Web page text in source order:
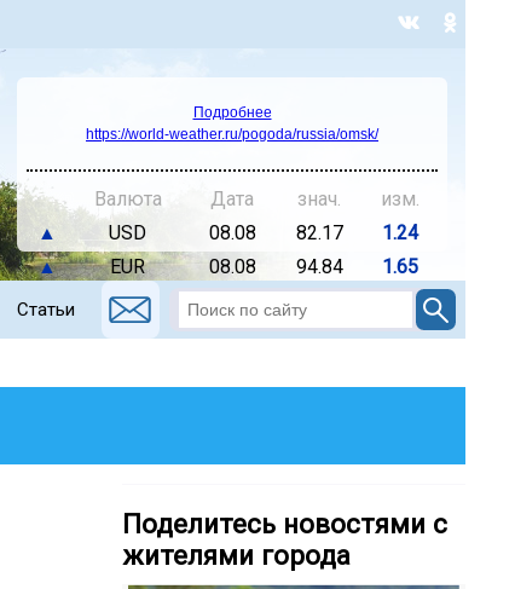
Подробнее
https://world-weather.ru/pogoda/russia/omsk/
Валюта Дата знач.
изм.
▲
USD 08.08 82.17
1.24
▲
EUR 08.08 94.84 1.65
Статьи
Поделитесь новостями с
жителями города